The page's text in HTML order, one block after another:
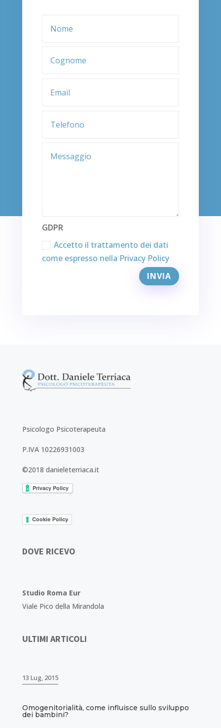
GDPR
Accetto il trattamento dei dati
come espresso nella Privacy Policy
INVIA
Psicologo Psicoterapeuta
P.IVA 10226931003
©2018 danieleterriaca.it
Cookie Policy
DOVE RICEVO
Studio Roma Eur
Viale Pico della Mirandola
ULTIMI ARTICOLI
13 Lug, 2015
Omogenitorialità, come influisce sullo sviluppo
dei bambini?